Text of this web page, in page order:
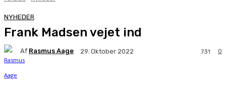
NYHEDER
Frank Madsen vejet ind
Af Rasmus Aage 29. Oktober 2022 0
731